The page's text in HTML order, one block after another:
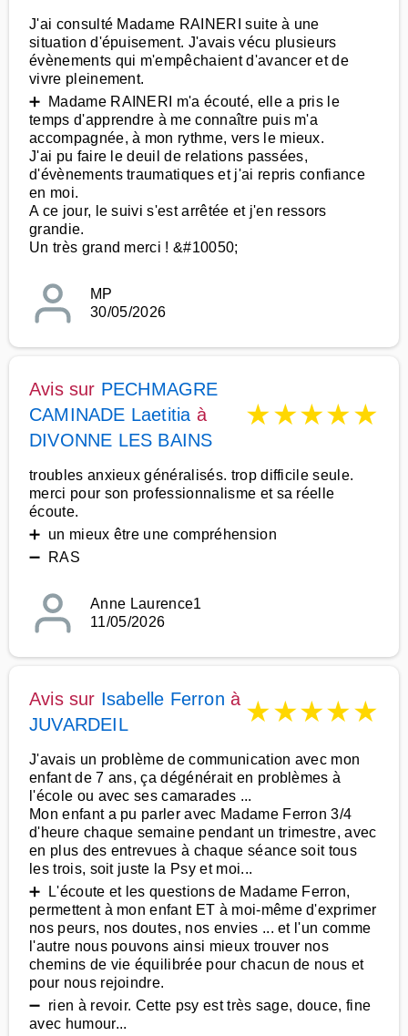
J'ai consulté Madame RAINERI suite à une
situation d'épuisement. J'avais vécu plusieurs
évènements qui m'empêchaient d'avancer et de
vivre pleinement.
➕ Madame RAINERI m'a écouté, elle a pris le
temps d'apprendre à me connaître puis m'a
accompagnée, à mon rythme, vers le mieux.
J'ai pu faire le deuil de relations passées,
d'évènements traumatiques et j'ai repris confiance
en moi.
A ce jour, le suivi s'est arrêtée et j'en ressors
grandie.
Un très grand merci ! &#10050;
MP
30/05/2026
Avis sur PECHMAGRE
CAMINADE Laetitia à
DIVONNE LES BAINS
★★★★★
troubles anxieux généralisés. trop difficile seule.
merci pour son professionnalisme et sa réelle
écoute.
➕ un mieux être une compréhension
➖ RAS
Anne Laurence1
11/05/2026
Avis sur Isabelle Ferron à
JUVARDEIL
★★★★★
J'avais un problème de communication avec mon
enfant de 7 ans, ça dégénérait en problèmes à
l'école ou avec ses camarades ...
Mon enfant a pu parler avec Madame Ferron 3/4
d'heure chaque semaine pendant un trimestre, avec
en plus des entrevues à chaque séance soit tous
les trois, soit juste la Psy et moi...
➕ L'écoute et les questions de Madame Ferron,
permettent à mon enfant ET à moi-même d'exprimer
nos peurs, nos doutes, nos envies ... et l'un comme
l'autre nous pouvons ainsi mieux trouver nos
chemins de vie équilibrée pour chacun de nous et
pour nous rejoindre.
➖ rien à revoir. Cette psy est très sage, douce, fine
avec humour...